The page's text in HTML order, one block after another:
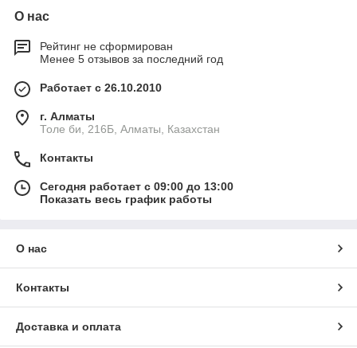
О нас
Рейтинг не сформирован
Менее 5 отзывов за последний год
Работает с 26.10.2010
г. Алматы
Толе би, 216Б, Алматы, Казахстан
Контакты
Сегодня работает с 09:00 до 13:00
Показать весь график работы
О нас
Контакты
Доставка и оплата